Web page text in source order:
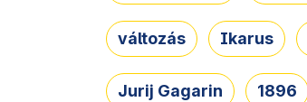
változás Ikarus
Jurij Gagarin 1896